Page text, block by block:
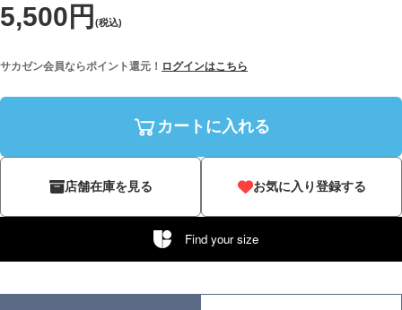
5,500円 (税込)
サカゼン会員ならポイント還元！ ログインはこちら
カートに入れる
店舗在庫を見る お気に入り登録する
Find your size